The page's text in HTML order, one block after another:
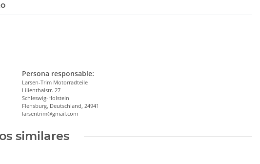
Persona responsable:
Larsen-Trim Motorradteile
Lilienthalstr. 27
Schleswig-Holstein
Flensburg, Deutschland, 24941
larsentrim@gmail.com
similares